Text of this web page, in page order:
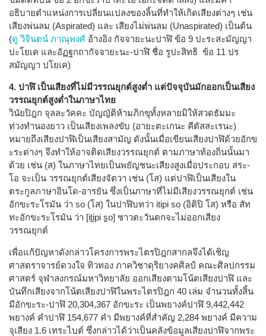
อธิบายตำแหน่งการเปลี่ยนแปลงของลิ้นที่ทำให้เกิดเสียงต่างๆ เช่น
เสียงพ่นลม (Aspirated) และ เสียงไม่พ่นลม (Unaspirated) เป็นต้น
(ดู วิจินตน์ ภาณุพงศ์ อ้างอิง กัจจายะนะปาฬิ ข้อ 9 ปะระสะมัญญา
ปะโยเค และอัฏฐกถากัจจายะนะ-ปาฬิ ชื่อ รูปะสิทธิ ข้อ 11 ปร
สมัญญา ปโยเค)
4. ปาฬิ เป็นเสียงที่ไม่มีวรรณยุกต์สูงต่ำ แต่ปัจจุบันมักออกเป็นเสียง
วรรณยุกต์สูงต่ำในภาษาไทย
วินัยปิฎก จุลละวัคคะ บัญญัติห้ามภิกขุทั้งหลายมิให้สวดธัมมะ
ท่วงทำนองยาว เป็นเสียงเพลงขับ (อายะตะเกนะ คีตัสสะเรนะ)
หมายถึงเสียงปาฬิเป็นเสียงสามัญ ดังนั้นเมื่อเขียนเสียงปาฬิด้วยอักข
ะระต่างๆ จึงทำให้อาจติดเสียงวรรณยุกต์ ตามภาษาท้องถิ่นนั้นมา
ด้วย เช่น (ส) ในภาษาไทยเป็นพยัญชนะเสียงสูงเมื่อประกอบ สระ-
โอ จะเป็น วรรณยุกต์เสียงจัตวา เช่น (โส) แต่ปาฬิเป็นเสียงใน
ตระกูลภาษาอินโด-อารยัน ซึ่งเป็นภาษาที่ไม่มีเสียงวรรณยุกต์ เช่น
อักขะระโรมัน ว่า so (โส) ในปาฬิบทว่า itipi so (อิติปิ โส) หรือ สัท
ทะอักขะระโรมัน ว่า [it̪ipi s̪o] ชาวตะวันตกจะไม่ออกเสียง
วรรณยุกต์
เพื่อแก้ปัญหาดังกล่าวโครงการพระไตรปิฎกสากลจึงได้เชิญ
ศาสตราจารย์ดวงใจ ทิวทอง ภาควิชาดุริยางคศิลป์ คณะศิลปกรรม
ศาสตร์ จุฬาลงกรณ์มหาวิทยาลัย ออกเสียงตามโน้ตเสียงปาฬิ และ
บันทึกเสียงจากโน้ตเสียงปาฬิในพระไตรปิฎก 40 เล่ม จำนวนทั้งสิ้น
มีอักขะระ-ปาฬิ 20,304,367 อักขะระ เป็นพยางค์ปาฬิ 9,442,442
พยางค์ คำปาฬิ 154,677 คำ มีพยางค์ที่สำคัญ 2,284 พยางค์ มีความ
จุเสียง 1.6 เทระไบต์ ซึ่งกล่าวได้ว่าเป็นคลังข้อมูลเสียงปาฬิจากพระ